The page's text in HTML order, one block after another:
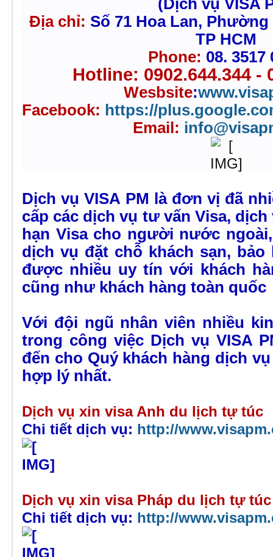
(Dịch vụ VISA
Địa chỉ: Số 71 Hoa Lan,
TP HCM
Phone: 08. 3517
Hotline: 0902.644.344 -
Wesbsite:
Facebook: https://
Email:
Dịch vụ VISA PM là đơn vị đã
cấp các dịch vụ tư vấn Visa,
hạn Visa cho người nước
dịch vụ đặt chỗ khách sạn,
được nhiều uy tín với khách
cũng như khách hàng toàn quốc
Với đội ngũ nhân viên nhiều
trong công việc Dịch vụ VISA
đến cho Quý khách hàng dịch
hợp lý nhất.
Dịch vụ xin visa Anh du lịch tự túc
Chi tiết dịch vụ: http://
Dịch vụ xin visa Pháp du lịch tự túc
Chi tiết dịch vụ: http://